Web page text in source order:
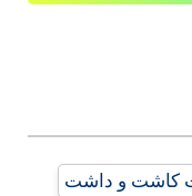
کاشت و داشت